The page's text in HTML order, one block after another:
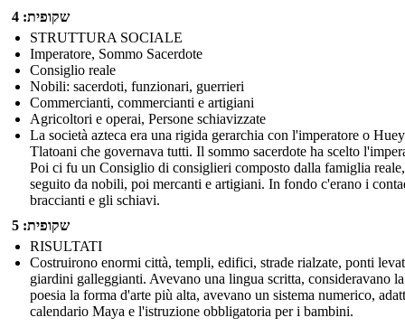
שקופית: 4
STRUTTURA SOCIALE
Imperatore, Sommo Sacerdote
Consiglio reale
Nobili: sacerdoti, funzionari, guerrieri
Commercianti, commercianti e artigiani
Agricoltori e operai, Persone schiavizzate
La società azteca era una rigida gerarchia con l'imperatore o Huey
Tlatoani che governava tutti. Il sommo sacerdote ha scelto
Poi ci fu un Consiglio di consiglieri composto dalla famiglia reale,
seguito da nobili, poi mercanti e artigiani. In fondo c'erano i
braccianti e gli schiavi.
שקופית: 5
RISULTATI
Costruirono enormi città, templi, edifici, strade rialzate, ponti
giardini galleggianti. Avevano una lingua scritta, consideravano la
poesia la forma d'arte più alta, avevano un sistema numerico,
calendario Maya e l'istruzione obbligatoria per i bambini.